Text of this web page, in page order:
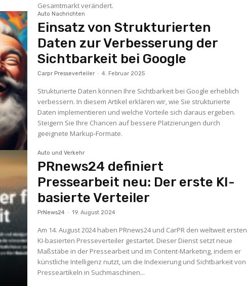
Gesamtmarkt verändert.
Auto Nachrichten
Einsatz von Strukturierten
Daten zur Verbesserung der
Sichtbarkeit bei Google
Carpr Presseverteiler - 4. Februar 2025
Strukturierte Daten können Ihre Sichtbarkeit bei Google erheblich
verbessern. In diesem Artikel erklären wir, wie Sie strukturierte
Daten implementieren und welche Vorteile sich daraus ergeben.
Steigern Sie Ihre Chancen auf bessere Platzierungen durch
geeignete Markup-Formate.
Auto und Verkehr
PRnews24 definiert
Pressearbeit neu: Der erste KI-
basierte Verteiler
PrNews24 - 19. August 2024
Am 14. August 2024 haben PRnews24 und CarPR den weltweit ersten
KI-basierten Presseverteiler gestartet. Dieser Dienst setzt neue
Maßstäbe in der Pressearbeit und im Content-Marketing, indem er
künstliche Intelligenz nutzt, um die Indexierung und Sichtbarkeit von
Presseartikeln in Suchmaschinen...